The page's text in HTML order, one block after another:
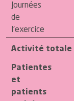
Journées
de
l'exercice
Activité totale
Patientes
et
patients